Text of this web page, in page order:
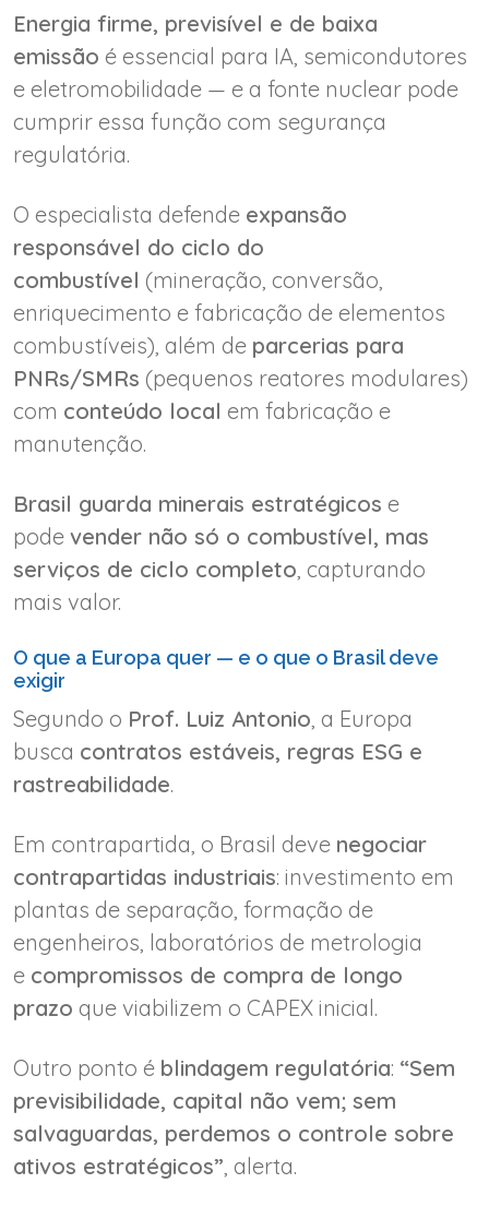
Energia firme, previsível e de baixa
emissão é essencial para IA, semicondutores
e eletromobilidade — e a fonte nuclear pode
cumprir essa função com segurança
regulatória.
O especialista defende expansão
responsável do ciclo do
combustível (mineração, conversão,
enriquecimento e fabricação de elementos
combustíveis), além de parcerias para
PNRs/SMRs (pequenos reatores modulares)
com conteúdo local em fabricação e
manutenção.
Brasil guarda minerais estratégicos e
pode vender não só o combustível, mas
serviços de ciclo completo , capturando
mais valor.
O que a Europa quer — e o que o Brasil deve
exigir
Segundo o Prof. Luiz Antonio , a Europa
busca contratos estáveis, regras ESG e
rastreabilidade.
Em contrapartida, o Brasil deve negociar
contrapartidas industriais: investimento em
plantas de separação, formação de
engenheiros, laboratórios de metrologia
e compromissos de compra de longo
prazo que viabilizem o CAPEX inicial.
Outro ponto é blindagem regulatória: “Sem
previsibilidade, capital não vem; sem
salvaguardas, perdemos o controle sobre
ativos estratégicos” , alerta.